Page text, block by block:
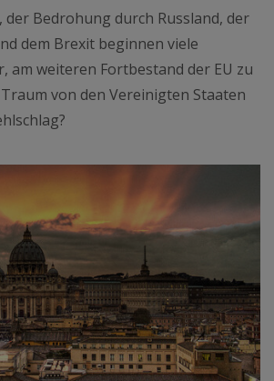
der Bedrohung durch Russland, der
dem Brexit beginnen viele
am weiteren Fortbestand der EU zu
von den Vereinigten Staaten